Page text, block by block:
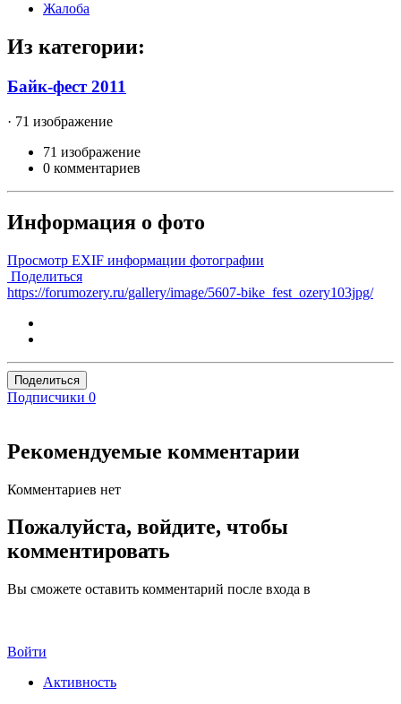
Жалоба
Из категории:
Байк-фест 2011
· 71 изображение
71 изображение
0 комментариев
Информация о фото
Просмотр EXIF информации фотографии
Поделиться
https://forumozery.ru/gallery/image/5607-bike_fest_ozery103jpg/
Поделиться
Подписчики 0
Рекомендуемые комментарии
Комментариев нет
Пожалуйста, войдите, чтобы
комментировать
Вы сможете оставить комментарий после входа в
Войти
Активность